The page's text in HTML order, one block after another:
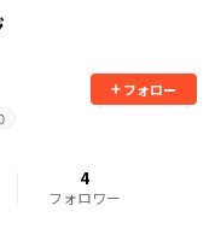
フォロー
4
フォロワー